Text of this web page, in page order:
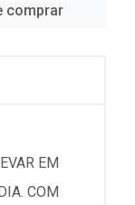
comprar
EM
COM